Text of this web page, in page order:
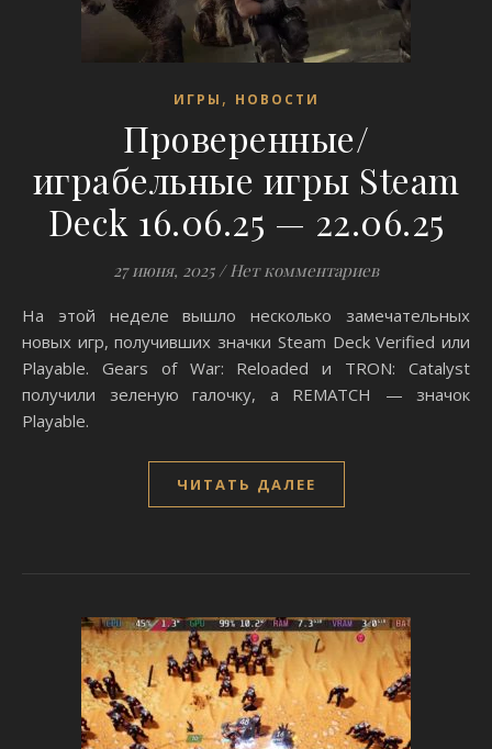
ИГРЫ , НОВОСТИ
Проверенные/
играбельные игры Steam
Deck 16.06.25 — 22.06.25
27 июня, 2025 / Нет комментариев
На этой неделе вышло несколько замечательных
новых игр, получивших значки Steam Deck Verified или
Playable. Gears of War: Reloaded и TRON: Catalyst
получили зеленую галочку, а REMATCH — значок
Playable.
ЧИТАТЬ ДАЛЕЕ